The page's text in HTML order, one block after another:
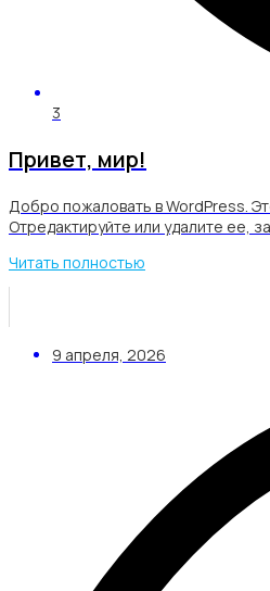
3
Привет, мир!
Добро пожаловать в WordPress.
Отредактируйте или удалите ее,
Читать полностью
9 апреля, 2026